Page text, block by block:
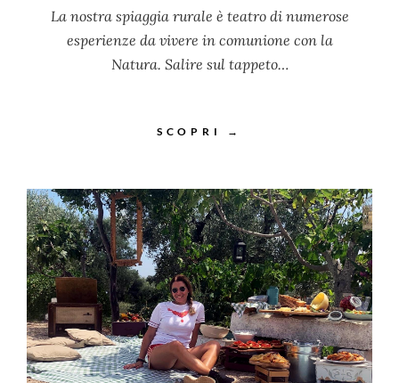
La nostra spiaggia rurale è teatro di numerose
esperienze da vivere in comunione con la
Natura. Salire sul tappeto…
SCOPRI →